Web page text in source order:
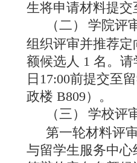
生将申请材料提
（二）
学院评
组织评审并推荐
额候选人 1 名。请
日 17:00前提交至
政楼 B809）。
（三）
学校评
第一轮材料评
与留学生服务中